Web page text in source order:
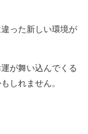
った新しい環境が
が舞い込んでくる
しれません。